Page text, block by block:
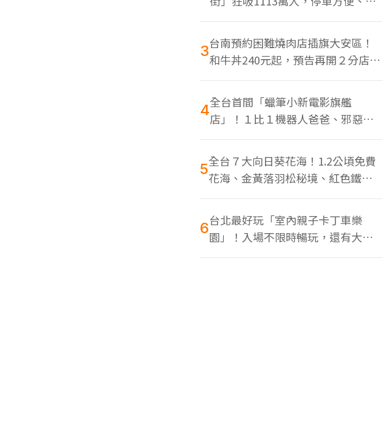
色美食多
3台南預約困難燒肉店插旗大安區！
和牛丼240元起，預告再開２分店、
地點曝光
4全台首間「蠟筆小新電影旗艦
店」！１比１機器人爸爸、邪惡正
男，百款周邊買翻
5全台７大向日葵花海！1.2公頃免費
花海、金黃落羽松秘境、紅色鐵橋
同框
6台北最好玩「室內親子卡丁車樂
園」！入場不限時暢玩，還有大螢
幕Switch遊戲區